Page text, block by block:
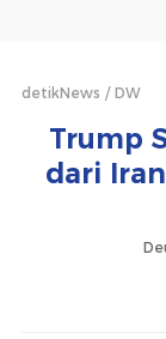
detikNews DW
Trump
dari